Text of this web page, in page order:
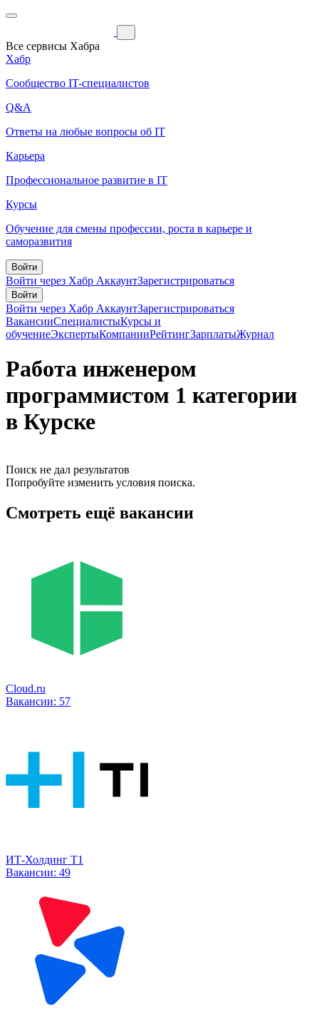
Все сервисы Хабра
Хабр
Сообщество IT-специалистов
Q&A
Ответы на любые вопросы об IT
Карьера
Профессиональное развитие в IT
Курсы
Обучение для смены профессии, роста в карьере и
саморазвития
Войти
Войти через Хабр АккаунтЗарегистрироваться
Войти
Войти через Хабр АккаунтЗарегистрироваться
ВакансииСпециалистыКурсы и
обучениеЭкспертыКомпанииРейтингЗарплатыЖурнал
Работа инженером
программистом 1 категории
в Курске
Поиск не дал результатов
Попробуйте изменить условия поиска.
Смотреть ещё вакансии
Cloud.ru
Вакансии: 57
ИТ-Холдинг Т1
Вакансии: 49